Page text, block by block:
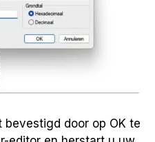
door op OK te